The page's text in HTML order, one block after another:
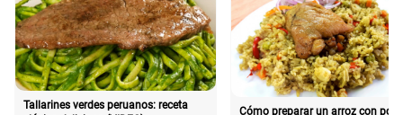
Tallarines verdes peruanos: receta
Cómo preparar un arroz con pollo